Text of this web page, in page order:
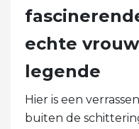
echte
legende
Hier is een
buiten de